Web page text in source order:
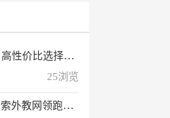
价比选择攻略
25浏览
教网领跑行业